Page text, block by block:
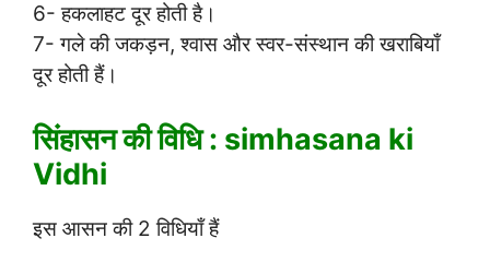
6- हकलाहट दूर होती है।
7- गले की जकड़न, श्वास और स्वर-संस्थान की खराबियाँ
दूर होती हैं।
सिंहासन की विधि : simhasana ki
Vidhi
इस आसन की 2 विधियाँ हैं